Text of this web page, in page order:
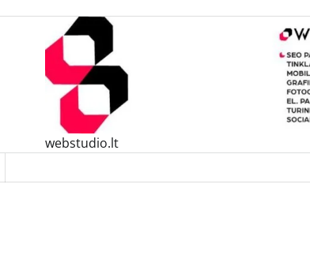
webstudio.lt